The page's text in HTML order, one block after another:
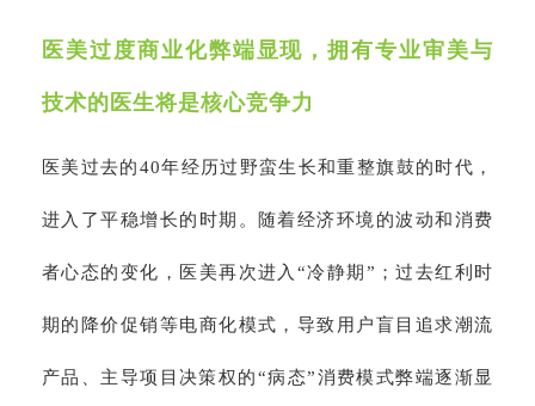
医美过度商业化弊端显现，拥有专业审美与
技术的医生将是核心竞争力
医美过去的40年经历过野蛮生长和重整旗鼓的时代，
进入了平稳增长的时期。随着经济环境的波动和消费
者心态的变化，医美再次进入“冷静期”；过去红利时
期的降价促销等电商化模式，导致用户盲目追求潮流
产品、主导项目决策权的“病态”消费模式弊端逐渐显